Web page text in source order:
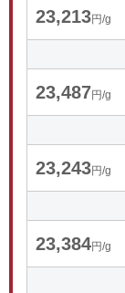
23,213円/g
23,487円/g
23,243円/g
23,384円/g